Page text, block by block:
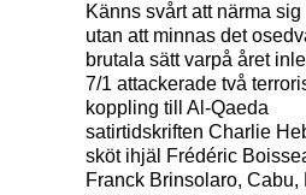
Känns svårt att närma
utan att minnas det
brutala sätt varpå året
7/1 attackerade två
koppling till Al-Qaeda
satirtidskriften Charlie
sköt ihjäl Frédéric
Franck Brinsolaro, Cabu,